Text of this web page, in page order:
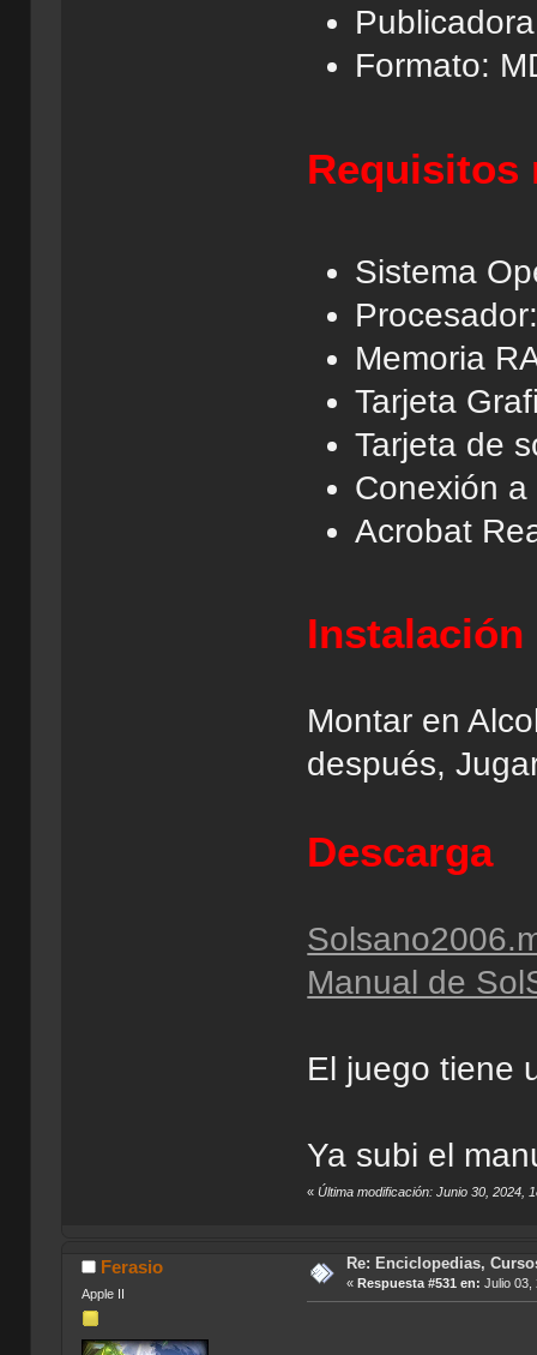
Formato:
Requisitos
Sistema
Memoria
Tarjeta
Tarjeta de
Conexión
Acrobat
Instalación
Montar en
después,
Descarga
Manual de
El juego tiene
Ya subi el
«Última modificación: Junio 30, 2024,
Ferasio
Apple II
Re: Enciclopedias,
« Respuesta #531 en: Julio 03,